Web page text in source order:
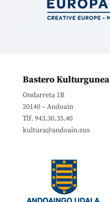
Bastero Kulturgunea
Ondarreta 1B
20140 – Andoain
Tlf. 943.30.35.40
kultura@andoain.eus